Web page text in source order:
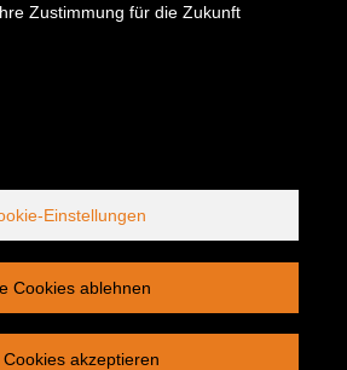
Zustimmung für die Zukunft
Einstellungen
Cookies ablehnen
Cookies akzeptieren